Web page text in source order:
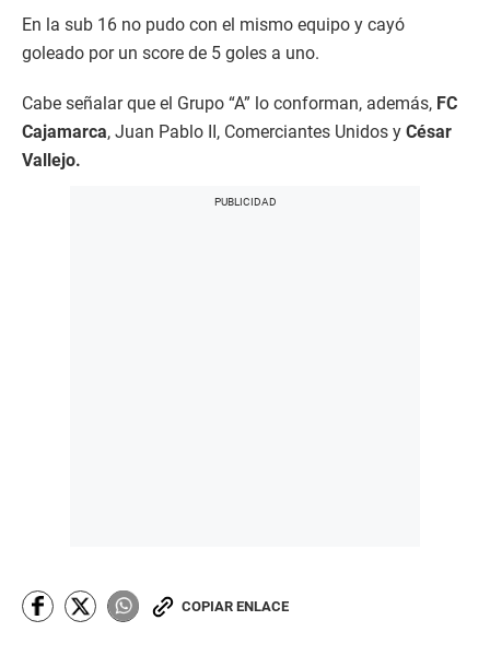
En la sub 16 no pudo con el mismo equipo y cayó
goleado por un score de 5 goles a uno.
Cabe señalar que el Grupo “A” lo conforman, además, FC
Cajamarca, Juan Pablo II, Comerciantes Unidos y César
Vallejo.
COPIAR ENLACE